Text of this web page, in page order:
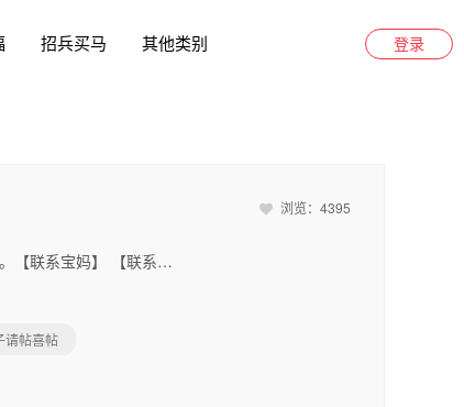
招兵买马 其他类别 登录
阳光橙汁儿童生日邀请函。阳光橙汁儿童生日邀请函。【联系宝妈】 【联系宝爸】 信息填写 [[人数]] [[电话]] [[姓名]] XX市XXX区XXXX路XX号 XXXXXX大酒店 地址 北京市北京市西城区车公庄北街6号-8 宝贝，祝福每一天都如画一样美丽!生日快乐! 因为有了你，一切变得更美好，可爱的小宝宝，欢迎你来到这个美丽的世界，在这漫长的人生道路上愿你健康成长，幸福快乐! XXXX年XX月XX日是我家宝贝X周岁的生日啦，宝贝父母特提前来发周岁邀请函，宝宝希望得到你的祝福呢。我们在XXXXXX大酒店准备了很多东西来款待你们哦，期待您的到来噢！ 邀请函 我的档案 姓名：XXX小名：XX、XX兴趣：XXX、XX、XX X岁的生日，一个充满希望与生机的生日。祝你生日快乐! 我X岁啦~ 生日快乐 笑笑宝贝 笑笑宝贝 生日快乐
请帖喜帖
浏览：4395